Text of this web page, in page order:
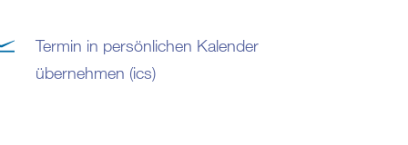
Termin in persönlichen Kalender
übernehmen (ics)